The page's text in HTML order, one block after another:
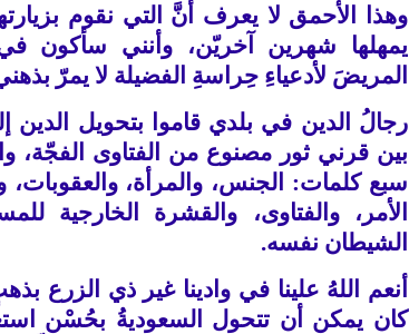
وهذا الأحمق لا يعرف أنَّ التي نقوم
يمهلها شهرين آخريّن، وأنني سأكون
المريضَ لأدعياءِ حِراسةِ الفضيلة لا يمرّ
رجالُ الدين في بلدي قاموا بتحويل الدين
بين قرني ثور مصنوع من الفتاوى الفجّة،
سبع كلمات: الجنس، والمرأة،
الأمر، والفتاوى، والقشرة الخارجية
الشيطان نفسه.
أنعم اللهُ علينا في وادينا غير ذي الزرع
كان يمكن أن تتحول السعوديةُ بحُسْن